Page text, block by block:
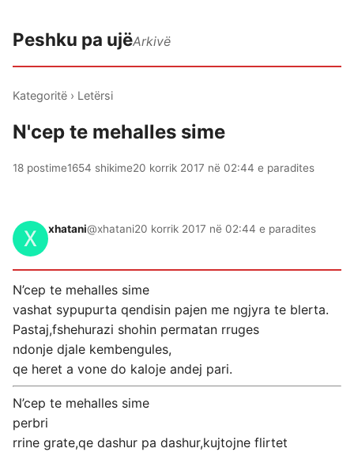
Peshku pa ujëArkivë
Kategoritë › Letërsi
N'cep te mehalles sime
18 postime1654 shikime20 korrik 2017 në 02:44 e paradites
xhatani@xhatani20 korrik 2017 në 02:44 e paradites
N’cep te mehalles sime
vashat sypupurta qendisin pajen me ngjyra te blerta.
Pastaj,fshehurazi shohin permatan rruges
ndonje djale kembengules,
qe heret a vone do kaloje andej pari.
N’cep te mehalles sime
perbri
rrine grate,qe dashur pa dashur,kujtojne flirtet